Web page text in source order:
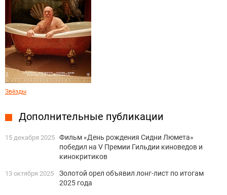
Звёзды
Дополнительные публикации
15 декабря 2025 Фильм «День рождения Сидни Люмета»
победил на V Премии Гильдии киноведов и
кинокритиков
13 октября 2025
Золотой орел объявил лонг-лист по итогам
2025 года